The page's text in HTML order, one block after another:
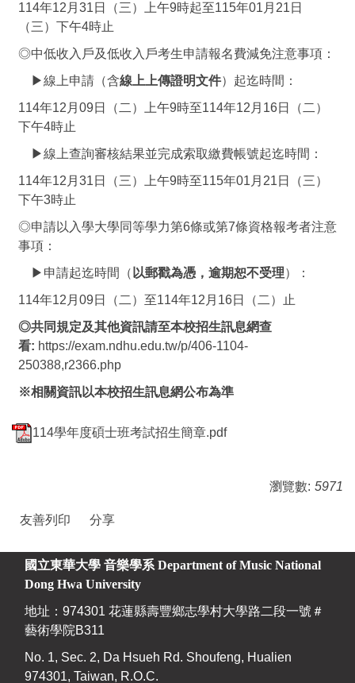
114年12月31日（三）上午9時起至115年01月21日
（三）下午4時止
◎中低收入戶及低收入戶考生申請報名費減免注意事項：
▶線上申請（含線上上傳證明文件）起迄時間：
114年12月09日（二）上午9時至114年12月16日（二）
下午4時止
▶線上查詢審核結果並完成索取繳費帳號起迄時間：
114年12月31日（三）上午9時至115年01月21日（三）
下午3時止
◎申請以入學大學同等學力第6條或第7條資格報考者注意
事項：
▶申請起迄時間（ 以郵戳為憑，逾期恕不受理）：
114年12月09日（二）至114年12月16日（二）止
◎共同規定及其他資訊請至本校招生訊息網查
看: https://exam.ndhu.edu.tw/p/406-1104-
250388,r2366.php
※相關資訊以本校招生訊息網公布為準
114學年度碩士班考試招生簡章.pdf
瀏覽數: 5971
友善列印 分享
國立東華大學 音樂學系 Department of Music National
Dong Hwa University
地址：974301 花蓮縣壽豐鄉志學村大學路二段一號＃
藝術學院B311
No. 1, Sec. 2, Da Hsueh Rd. Shoufeng, Hualien
974301, Taiwan, R.O.C.